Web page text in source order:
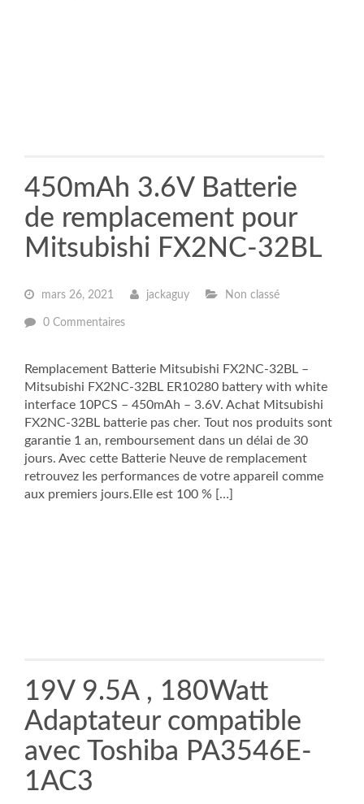
450mAh 3.6V Batterie
de remplacement pour
Mitsubishi FX2NC-32BL
mars 26, 2021 jackaguy Non classé
0 Commentaires
Remplacement Batterie Mitsubishi FX2NC-32BL –
Mitsubishi FX2NC-32BL ER10280 battery with white
interface 10PCS – 450mAh – 3.6V. Achat Mitsubishi
FX2NC-32BL batterie pas cher. Tout nos produits sont
garantie 1 an, remboursement dans un délai de 30
jours. Avec cette Batterie Neuve de remplacement
retrouvez les performances de votre appareil comme
aux premiers jours.Elle est 100 % […]
19V 9.5A , 180Watt
Adaptateur compatible
avec Toshiba PA3546E-
1AC3